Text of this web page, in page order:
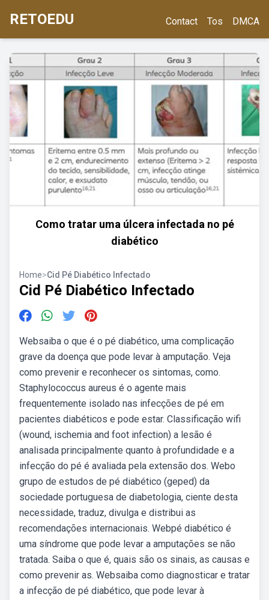
RETOEDU Contact Tos DMCA
Como tratar uma úlcera infectada no pé
diabético
Home>Cid Pé Diabético Infectado
Cid Pé Diabético Infectado
Websaiba o que é o pé diabético, uma complicação
grave da doença que pode levar à amputação. Veja
como prevenir e reconhecer os sintomas, como.
Staphylococcus aureus é o agente mais
frequentemente isolado nas infecções de pé em
pacientes diabéticos e pode estar. Classificação wifi
(wound, ischemia and foot infection) a lesão é
analisada principalmente quanto à profundidade e a
infecção do pé é avaliada pela extensão dos. Webo
grupo de estudos de pé diabético (geped) da
sociedade portuguesa de diabetologia, ciente desta
necessidade, traduz, divulga e distribui as
recomendações internacionais. Webpé diabético é
uma síndrome que pode levar a amputações se não
tratada. Saiba o que é, quais são os sinais, as causas e
como prevenir as. Websaiba como diagnosticar e tratar
a infecção de pé diabético, que pode levar à